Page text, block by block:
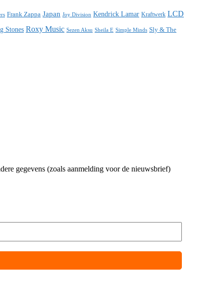
Frank Zappa Japan Joy Division Kendrick Lamar Kraftwerk LCD
Stones Roxy Music Sezen Aksu Sheila E Simple Minds Sly & The
gegevens (zoals aanmelding voor de nieuwsbrief)